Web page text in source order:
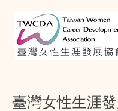
臺灣女性生涯